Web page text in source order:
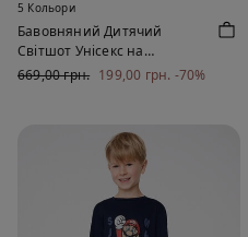
5 Кольори
Бавовняний Дитячий
Світшот Унісекс на
Блискавці з Капюшоном
669,00 грн. 199,00 грн. -70%